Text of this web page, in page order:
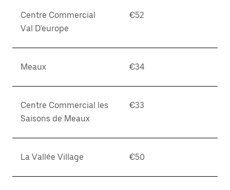
Centre Commercial
Val D'europe
€52
Meaux €34
Centre Commercial les
Saisons de Meaux
€33
La Vallée Village €50